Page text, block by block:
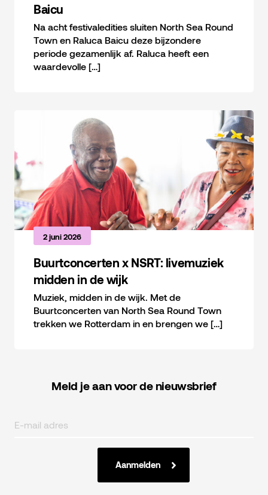
Baicu
Na acht festivaledities sluiten North Sea Round
Town en Raluca Baicu deze bijzondere
periode gezamenlijk af. Raluca heeft een
waardevolle […]
2 juni 2026
Buurtconcerten x NSRT: livemuziek
midden in de wijk
Muziek, midden in de wijk. Met de
Buurtconcerten van North Sea Round Town
trekken we Rotterdam in en brengen we […]
Meld je aan voor de nieuwsbrief
Aanmelden